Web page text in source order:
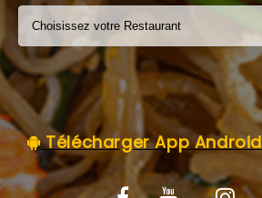
C.G.V
Télécharger App Android